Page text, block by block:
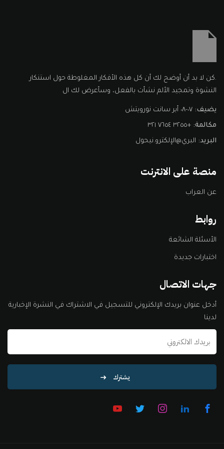
.كن لا بد أن أوضح لك أن كل هذه الأفكار المغلوطة حول استنكار
النشوة وتمجيد الألم نشأت بالفعل، وسأعرض لك ال
يضيف:
مكالمة: +٣٢٥٥ ٧٦٥٤ ٣٢١
البريد: البري@الإلكترو.نيحول
منصة على الانترنت
عن العراب
روابط
الأسئلة الشائعة
اختبارات جديدة
جهات الاتصال
أدخل عنوان بريدك الإلكتروني للتسجيل في الاشتراك في النشرة الإخبارية
لدينا
يشترك
ليس لديك حساب؟ إنشاء حساب